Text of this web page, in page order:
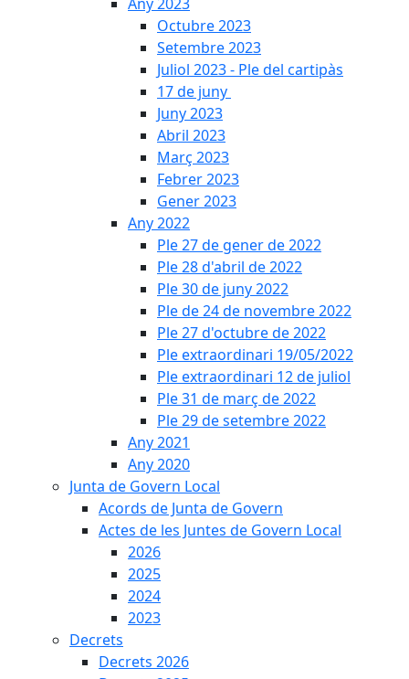
Octubre 2023
Setembre 2023
Juliol 2023 - Ple del cartipàs
17 de juny
Juny 2023
Abril 2023
Març 2023
Febrer 2023
Gener 2023
Any 2022
Ple 27 de gener de 2022
Ple 28 d'abril de 2022
Ple 30 de juny 2022
Ple de 24 de novembre 2022
Ple 27 d'octubre de 2022
Ple extraordinari 19/05/2022
Ple extraordinari 12 de juliol
Ple 31 de març de 2022
Ple 29 de setembre 2022
Any 2021
Any 2020
Junta de Govern Local
Acords de Junta de Govern
Actes de les Juntes de Govern Local
2026
2025
2024
2023
Decrets
Decrets 2026